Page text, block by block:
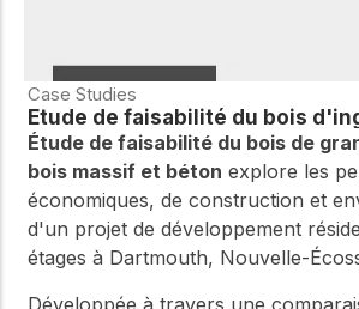
Case Studies
Étude de faisabilité du bois
Étude de faisabilité du bois de
bois massif et béton explore les
économiques, de construction et
d'un projet de développement
étages à Dartmouth, Nouvelle-
Développée à travers une